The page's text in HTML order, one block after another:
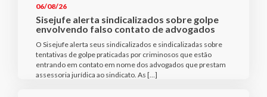
06/08/26
Sisejufe alerta sindicalizados sobre golpe
envolvendo falso contato de advogados
O Sisejufe alerta seus sindicalizados e sindicalizadas sobre
tentativas de golpe praticadas por criminosos que estão
entrando em contato em nome dos advogados que prestam
assessoria jurídica ao sindicato. As […]